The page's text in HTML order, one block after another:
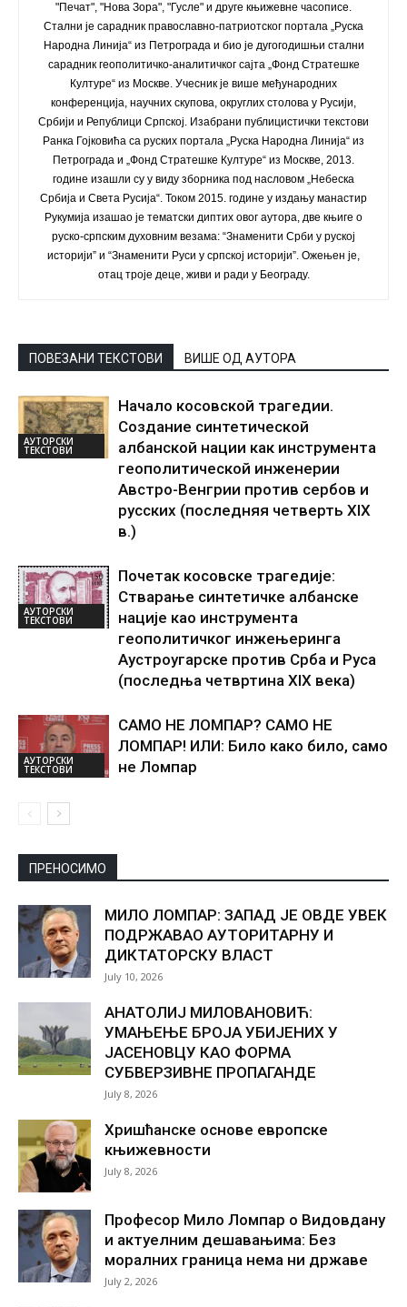
"Печат", "Нова Зора", "Гусле" и друге књижевне часописе.
Стални је сарадник православно-патриотског портала „Руска
Народна Линија“ из Петрограда и био је дугогодишњи стални
сарадник геополитичко-аналитичког сајта „Фонд Стратешке
Културе“ из Москве. Учесник је више међународних
конференција, научних скупова, округлих столова у Русији,
Србији и Републици Српској. Изабрани публицистички текстови
Ранка Гојковића са руских портала „Руска Народна Линија“ из
Петрограда и „Фонд Стратешке Културе“ из Москве, 2013.
године изашли су у виду зборника под насловом „Небеска
Србија и Света Русија“. Током 2015. године у издању манастир
Рукумија изашао је тематски диптих овог аутора, две књиге о
руско-српским духовним везама: “Знаменити Срби у руској
историји” и “Знаменити Руси у српској историји”. Ожењен је,
отац троје деце, живи и ради у Београду.
ПОВЕЗАНИ ТЕКСТОВИ ВИШЕ ОД АУТОРА
АУТОРСКИ
ТЕКСТОВИ
Начало косовской трагедии.
Создание синтетической
албанской нации как инструмента
геополитической инженерии
Австро-Венгрии против сербов и
русских (последняя четверть XIX
в.)
АУТОРСКИ
ТЕКСТОВИ
Почетак косовске трагедије:
Стварање синтетичке албанске
нације као инструмента
геополитичког инжењеринга
Аустроугарске против Срба и Руса
(последња четвртина XIX века)
АУТОРСКИ
ТЕКСТОВИ
САМО НЕ ЛОМПАР? САМО НЕ
ЛОМПАР! ИЛИ: Било како било, само
не Ломпар
ПРЕНОСИМО
МИЛО ЛОМПАР: ЗАПАД ЈЕ ОВДЕ УВЕК
ПОДРЖАВАО АУТОРИТАРНУ И
ДИКТАТОРСКУ ВЛАСТ
July 10, 2026
АНАТОЛИЈ МИЛОВАНОВИЋ:
УМАЊЕЊЕ БРОЈА УБИЈЕНИХ У
ЈАСЕНОВЦУ КАО ФОРМА
СУБВЕРЗИВНЕ ПРОПАГАНДЕ
July 8, 2026
Хришћанске основе европске
књижевности
July 8, 2026
Професор Мило Ломпар о Видовдану
и актуелним дешавањима: Без
моралних граница нема ни државе
July 2, 2026